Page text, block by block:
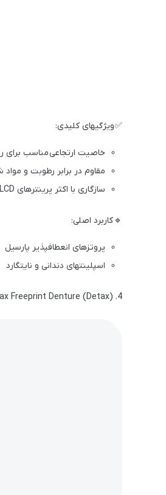
✅ ویژگیهای کلیدی:
خاصیت ارتجاعی مناسب برای
مقاوم در برابر رطوبت و مواد
سازگاری با اکثر پرینترهای DLP/LCD
🔹 کاربرد اصلی:
پروتزهای انعطافپذیر پارسیل
اسپلینتهای دندانی و نایتگارد
4. Detax Freeprint Denture (Detax)